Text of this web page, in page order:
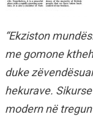
“Ekziston
me gomone
duke
hekurave.
modern në